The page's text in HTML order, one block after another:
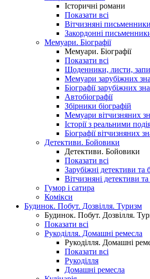
Історичні романи
Показати всі
Вітчизняні письменники
Закордонні
Мемуари. Біографії
Мемуари. Біографії
Показати всі
Щоденники, листи,
Мемуари зарубіжних
Біографії зарубіжних
Автобіографії
Збірники біографій
Мемуари вітчизняних
Історії з реальними
Біографії вітчизняних
Детективи. Бойовики
Детективи. Бойовики
Показати всі
Зарубіжні детективи та
Вітчизняні детективи
Гумор і сатира
Комікси
Будинок. Побут. Дозвілля. Туризм
Будинок. Побут. Дозвілля.
Показати всі
Рукоділля. Домашні ремесла
Рукоділля. Домашні
Показати всі
Рукоділля
Домашні ремесла